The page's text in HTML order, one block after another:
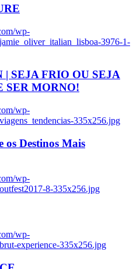
wp-
3976-1-
SEJA FRIO OU SEJA
MORNO!
wp-
335x256.jpg
os Destinos Mais
wp-
8-335x256.jpg
wp-
experience-335x256.jpg